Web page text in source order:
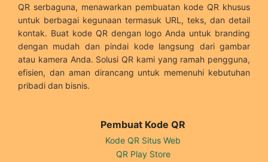
QR serbaguna, menawarkan pembuatan kode QR khusus
untuk berbagai kegunaan termasuk URL, teks, dan detail
kontak. Buat kode QR dengan logo Anda untuk branding
dengan mudah dan pindai kode langsung dari gambar
atau kamera Anda. Solusi QR kami yang ramah pengguna,
efisien, dan aman dirancang untuk memenuhi kebutuhan
pribadi dan bisnis.
Pembuat Kode QR
Kode QR Situs Web
QR Play Store